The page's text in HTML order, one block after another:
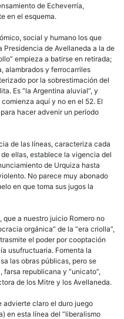
de Echeverría,
en el esquema.
social y humano los que
Presidencia de Avellaneda a la de
empieza a batirse en retirada;
alambrados y ferrocarriles
por la sobrestimación del
Es “la Argentina aluvial”, y
aquí y no en el 52. El
hacer advenir un período
de las líneas, caracteriza cada
ellas, establece la vigencia del
de Urquiza hasta
No parece muy abonado
en que toma sus jugos la
que a nuestro juicio Romero no
orgánica” de la “era criolla”,
el poder por cooptación
usufructuaria. Fomenta la
las obras públicas, pero se
republicana y “unicato”,
de los Mitre y los Avellaneda.
advierte claro el duro juego
en esta línea del “liberalismo